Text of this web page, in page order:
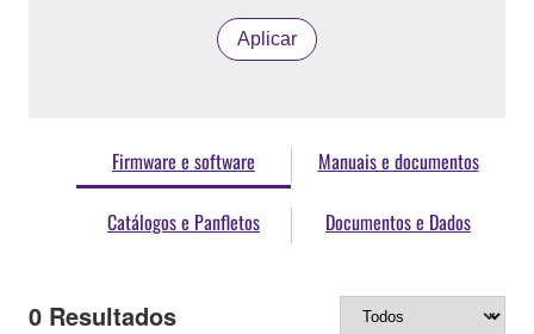
Aplicar
Firmware e software Manuais e documentos
Catálogos e Panfletos Documentos e Dados
0 Resultados